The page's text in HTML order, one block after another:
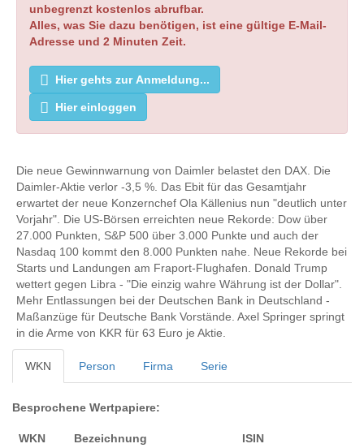
unbegrenzt kostenlos abrufbar.
Alles, was Sie dazu benötigen, ist eine gültige E-Mail-
Adresse und 2 Minuten Zeit.
Hier gehts zur Anmeldung...
Hier einloggen
Die neue Gewinnwarnung von Daimler belastet den DAX. Die
Daimler-Aktie verlor -3,5 %. Das Ebit für das Gesamtjahr
erwartet der neue Konzernchef Ola Källenius nun "deutlich unter
Vorjahr". Die US-Börsen erreichten neue Rekorde: Dow über
27.000 Punkten, S&P 500 über 3.000 Punkte und auch der
Nasdaq 100 kommt den 8.000 Punkten nahe. Neue Rekorde bei
Starts und Landungen am Fraport-Flughafen. Donald Trump
wettert gegen Libra - "Die einzig wahre Währung ist der Dollar".
Mehr Entlassungen bei der Deutschen Bank in Deutschland -
Maßanzüge für Deutsche Bank Vorstände. Axel Springer springt
in die Arme von KKR für 63 Euro je Aktie.
WKN Person Firma Serie
Besprochene Wertpapiere:
WKN Bezeichnung ISIN